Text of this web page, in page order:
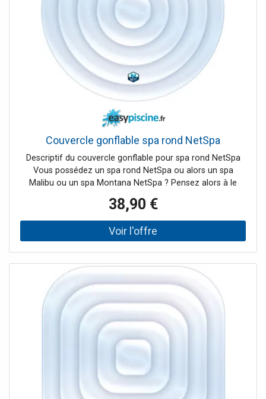
Couvercle gonflable spa rond NetSpa
Descriptif du couvercle gonflable pour spa rond NetSpa
Vous possédez un spa rond NetSpa ou alors un spa
Malibu ou un spa Montana NetSpa ? Pensez alors à le
couvercle gonflable NetSpa préserve la chaleur de votre
eau de spa et écourte son temps de chauffe.
38,90 €